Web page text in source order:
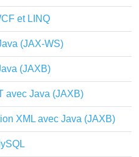
et LINQ
(JAX-WS)
(JAXB)
avec Java (JAXB)
XML avec Java (JAXB)